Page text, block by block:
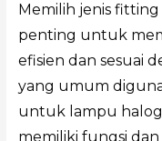
Memilih jenis
penting untuk
efisien dan sesuai
yang umum
untuk lampu
memiliki fungsi dan